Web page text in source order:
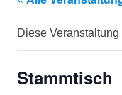
Diese
Stammtisch